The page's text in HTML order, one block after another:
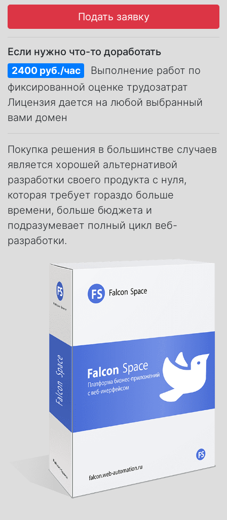
Подать заявку
Если нужно что-то доработать
2400 руб./час
Выполнение работ по
фиксированной оценке трудозатрат
Лицензия дается на любой выбранный
вами домен
Покупка решения в большинстве случаев
является хорошей альтернативой
разработки своего продукта с нуля,
которая требует гораздо больше
времени, больше бюджета и
подразумевает полный цикл веб-
разработки.